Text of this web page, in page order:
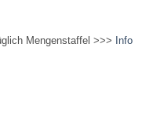
Mengenstaffel >>>
Info